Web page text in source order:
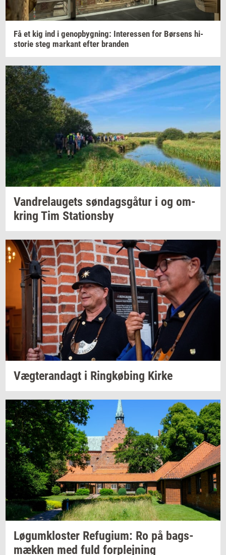
Få et kig ind i genop­byg­ning: In­ter­es­sen for Bør­sens hi­
sto­rie steg mar­kant efter bran­den
Van­d­re­lau­gets søn­dags­gå­tur i og om­
kring Tim Sta­tions­by
Væg­te­ran­dagt i Ring­kø­bing Kirke
Løgum­klo­ster Re­fu­gi­um: Ro på bags­
mæk­ken med fuld for­plej­ning